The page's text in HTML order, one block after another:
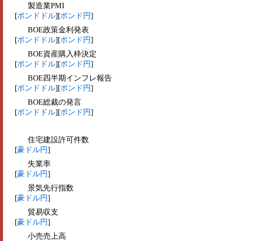
製造業PMI
[ポンドドル][ポンド円]
BOE政策金利発表
[ポンドドル][ポンド円]
BOE資産購入枠決定
[ポンドドル][ポンド円]
BOE四半期インフレ報告
[ポンドドル][ポンド円]
BOE総裁の発言
[ポンドドル][ポンド円]
住宅建設許可件数
[豪ドル円]
失業率
[豪ドル円]
景気先行指数
[豪ドル円]
貿易収支
[豪ドル円]
小売売上高